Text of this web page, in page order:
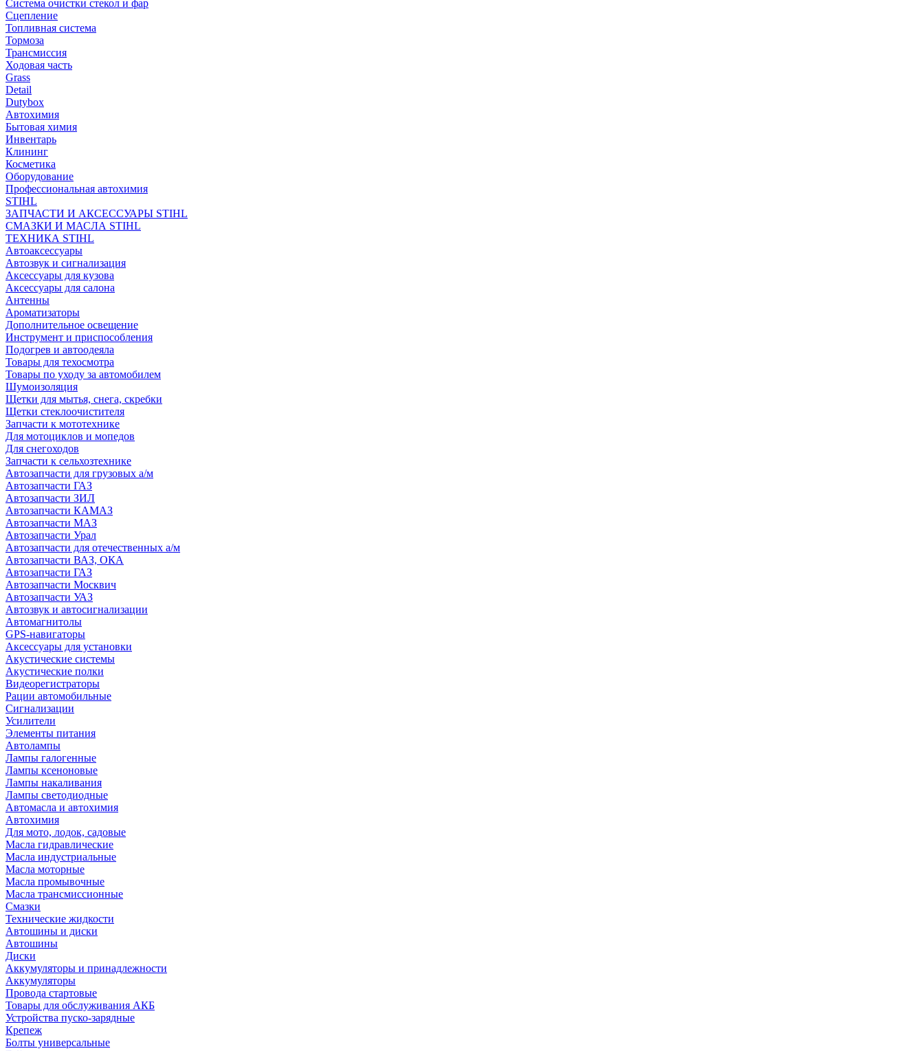
Система очистки стекол и фар
Сцепление
Топливная система
Тормоза
Трансмиссия
Ходовая часть
Grass
Detail
Dutybox
Автохимия
Бытовая химия
Инвентарь
Клининг
Косметика
Оборудование
Профессиональная автохимия
STIHL
ЗАПЧАСТИ И АКСЕССУАРЫ STIHL
СМАЗКИ И МАСЛА STIHL
ТЕХНИКА STIHL
Автоаксессуары
Автозвук и сигнализация
Аксессуары для кузова
Аксессуары для салона
Антенны
Ароматизаторы
Дополнительное освещение
Инструмент и приспособления
Подогрев и автоодеяла
Товары для техосмотра
Товары по уходу за автомобилем
Шумоизоляция
Щетки для мытья, снега, скребки
Щетки стеклоочистителя
Запчасти к мототехнике
Для мотоциклов и мопедов
Для снегоходов
Запчасти к сельхозтехнике
Автозапчасти для грузовых а/м
Автозапчасти ГАЗ
Автозапчасти ЗИЛ
Автозапчасти КАМАЗ
Автозапчасти МАЗ
Автозапчасти Урал
Автозапчасти для отечественных а/м
Автозапчасти ВАЗ, ОКА
Автозапчасти ГАЗ
Автозапчасти Москвич
Автозапчасти УАЗ
Автозвук и автосигнализации
Автомагнитолы
GPS-навигаторы
Аксессуары для установки
Акустические системы
Акустические полки
Видеорегистраторы
Рации автомобильные
Сигнализации
Усилители
Элементы питания
Автолампы
Лампы галогенные
Лампы ксеноновые
Лампы накаливания
Лампы светодиодные
Автомасла и автохимия
Автохимия
Для мото, лодок, садовые
Масла гидравлические
Масла индустриальные
Масла моторные
Масла промывочные
Масла трансмиссионные
Смазки
Технические жидкости
Автошины и диски
Автошины
Диски
Аккумуляторы и принадлежности
Аккумуляторы
Провода стартовые
Товары для обслуживания АКБ
Устройства пуско-зарядные
Крепеж
Болты универсальные